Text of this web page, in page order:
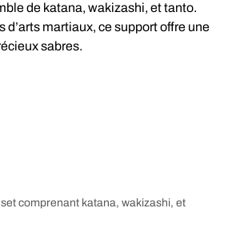
de katana, wakizashi, et tanto.
martiaux, ce support offre une
sabres.
comprenant katana, wakizashi, et